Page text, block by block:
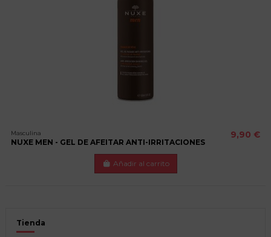
Masculina
NUXE MEN - GEL DE AFEITAR ANTI-IRRITACIONES
9,90 €
Añadir al carrito
Tienda